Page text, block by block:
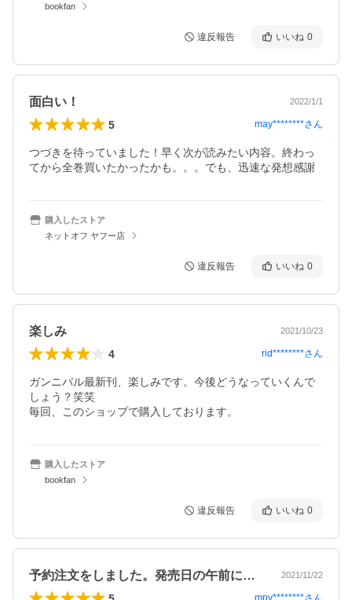
bookfan
違反報告 いいね 0
面白い！ 2022/1/1
5 may********さん
つづきを待っていました！早く次が読みたい内容。終わっ
てから全巻買いたかったかも。。。でも、迅速な発想感謝
購入したストア
ネットオフ ヤフー店
違反報告 いいね 0
楽しみ 2021/10/23
4 rid********さん
ガンニバル最新刊、楽しみです。今後どうなっていくんで
しょう？笑笑
毎回、このショップで購入しております。
購入したストア
bookfan
違反報告 いいね 0
予約注文をしました。発売日の午前に商品… 2021/11/22
mpv********さん